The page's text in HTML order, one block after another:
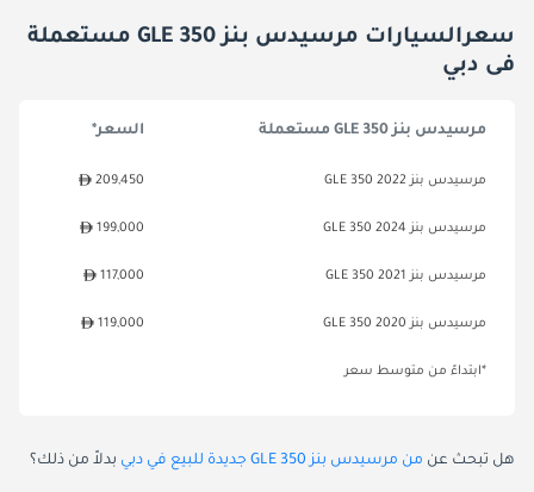
سعرالسيارات مرسيدس بنز GLE 350 مستعملة
فى دبي
مرسيدس بنز GLE 350 مستعملة السعر*
مرسيدس بنز GLE 350 2022 209,450
مرسيدس بنز GLE 350 2024 199,000
مرسيدس بنز GLE 350 2021 117,000
مرسيدس بنز GLE 350 2020 119,000
*ابتداءً من متوسط سعر
هل تبحث عن من مرسيدس بنز GLE 350 جديدة للبيع في دبي بدلاً من ذلك؟